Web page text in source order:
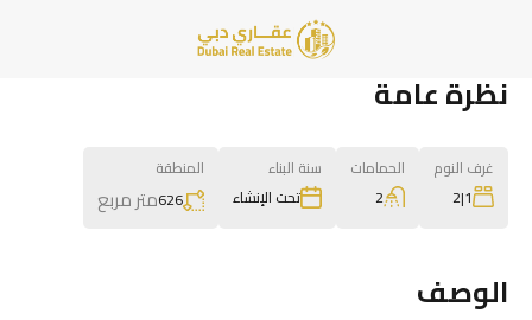
نظرة عامة
غرف النوم
1|2
الحمامات
2
سنة البناء
تحت الإنشاء
المنطقة
626متر مربع
الوصف